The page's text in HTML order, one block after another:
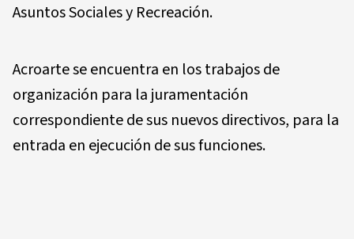
Asuntos Sociales y Recreación.
Acroarte se encuentra en los trabajos de
organización para la juramentación
correspondiente de sus nuevos directivos, para la
entrada en ejecución de sus funciones.